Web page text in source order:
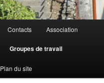
Contacts Association
Groupes de travail
Plan du site